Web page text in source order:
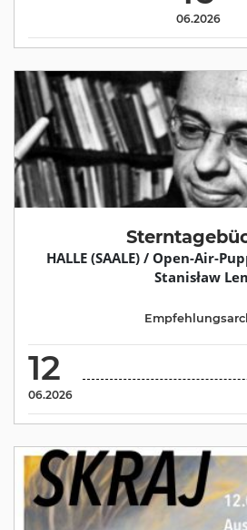
06.2026
HALLE (SAALE) / Open-Air-
Stanisław
12
06.2026